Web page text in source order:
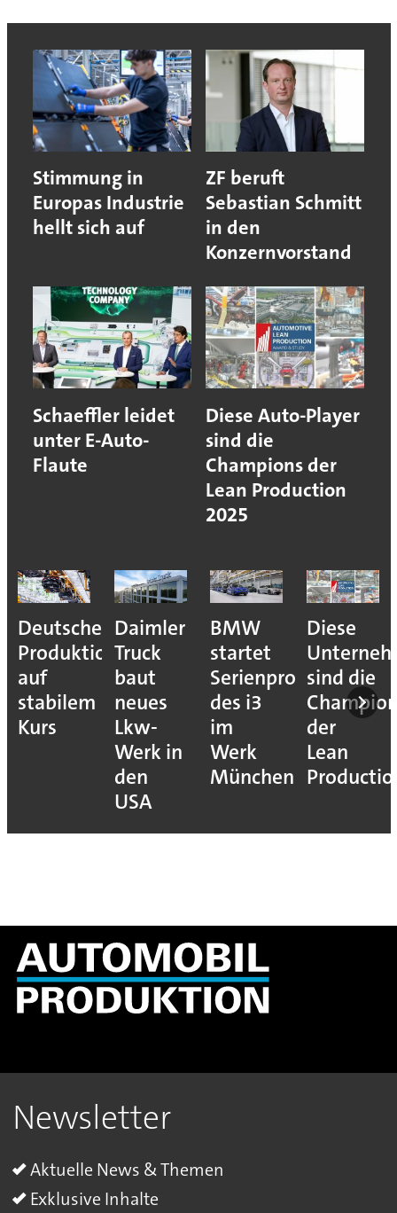
Stimmung in
Europas Industrie
hellt sich auf
ZF beruft
Sebastian Schmitt
in den
Konzernvorstand
Schaeffler leidet
unter E-Auto-
Flaute
Diese Auto-Player
sind die
Champions der
Lean Production
2025
Deutsche
Produktion
auf
stabilem
Kurs
Daimler
Truck
baut
neues
Lkw-
Werk in
den
USA
BMW
startet
Serienproduktion
des i3
im
Werk
München
Diese
sind die
der
Lean
Newsletter
Aktuelle News & Themen
Exklusive Inhalte